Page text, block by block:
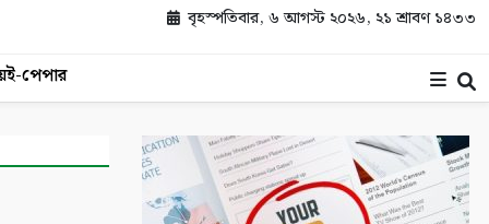
বৃহস্পতিবার, ৬ আগস্ট ২০২৬, ২১ শ্রাবণ ১৪৩৩
ই-পেপার